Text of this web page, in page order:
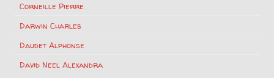
Corneille Pierre
Darwin Charles
Daudet Alphonse
David Neel Alexandra